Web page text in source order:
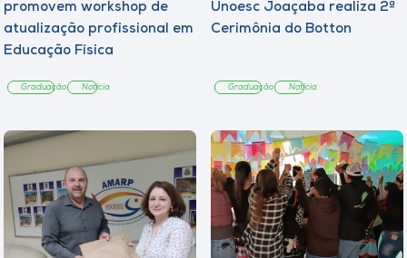
promovem workshop de
atualização profissional em
Educação Física
Graduação Notícia
Unoesc Joaçaba realiza 2ª
Cerimônia do Botton
Graduação Notícia